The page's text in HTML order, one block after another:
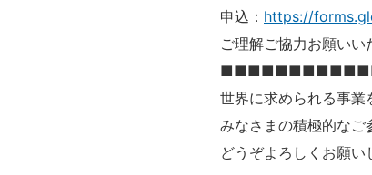
申込： https://
ご理解ご協力お願いい
世界に求められる事業
みなさまの積極的なご
どうぞよろしくお願い